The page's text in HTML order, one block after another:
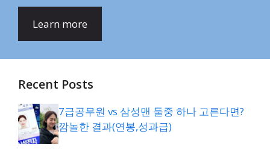
Learn more
Recent Posts
7급공무원 vs 삼성맨 둘중 하나 고른다면?
깜놀한 결과(연봉,성과급)